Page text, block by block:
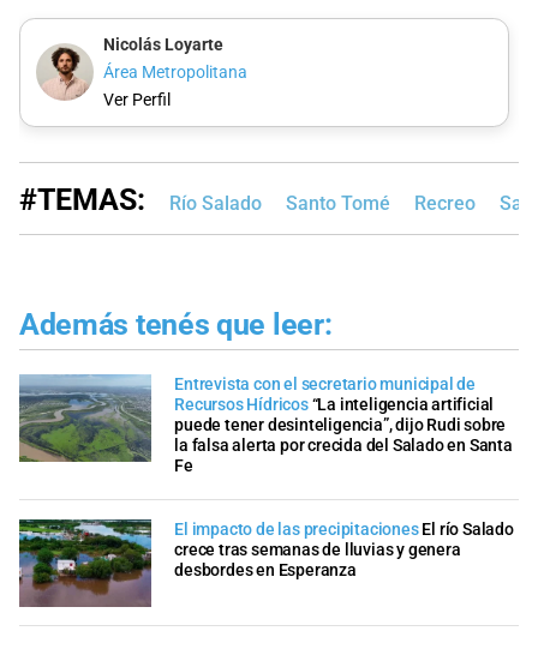
Nicolás Loyarte
Área Metropolitana
Ver Perfil
#TEMAS: Río Salado Santo Tomé Recreo
Además tenés que leer:
Entrevista con el secretario municipal de
Recursos Hídricos“La inteligencia artificial
puede tener desinteligencia”, dijo Rudi sobre
la falsa alerta por crecida del Salado en Santa
Fe
El impacto de las precipitacionesEl río Salado
crece tras semanas de lluvias y genera
desbordes en Esperanza